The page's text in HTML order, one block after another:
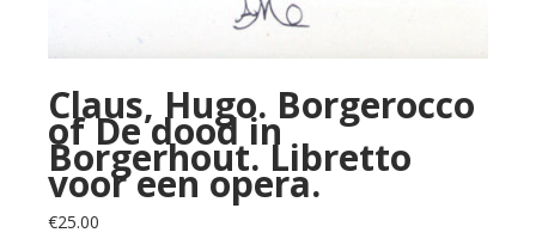
Claus, Hugo. Borgerocco
of De dood in
Borgerhout. Libretto
voor een opera.
€25.00